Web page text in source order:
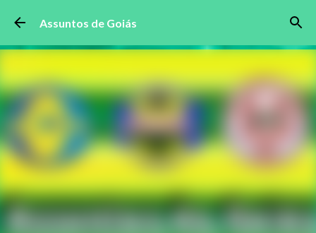
Pular para o conteúdo principal
Assuntos de Goiás